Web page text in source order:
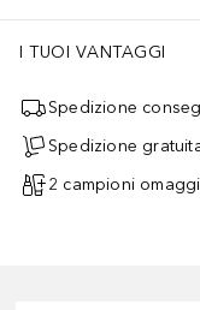
I TUOI VANTAGGI
Spedizione
Spedizione
2 campioni